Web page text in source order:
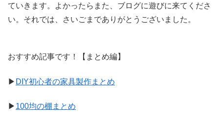
ていきます。よかったらまた、ブログに遊びに来てくださ
い。それでは、さいごまでありがとうございました。
おすすめ記事です！【まとめ編】
▶ DIY初心者の家具製作まとめ
▶ 100均の棚まとめ